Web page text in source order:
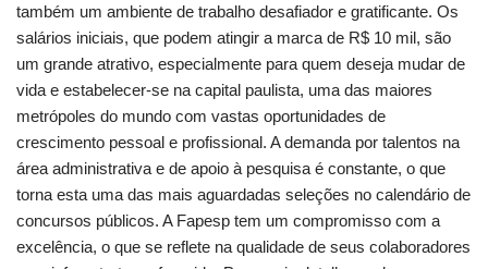
também um ambiente de trabalho desafiador e gratificante. Os
salários iniciais, que podem atingir a marca de R$ 10 mil, são
um grande atrativo, especialmente para quem deseja mudar de
vida e estabelecer-se na capital paulista, uma das maiores
metrópoles do mundo com vastas oportunidades de
crescimento pessoal e profissional. A demanda por talentos na
área administrativa e de apoio à pesquisa é constante, o que
torna esta uma das mais aguardadas seleções no calendário de
concursos públicos. A Fapesp tem um compromisso com a
excelência, o que se reflete na qualidade de seus colaboradores